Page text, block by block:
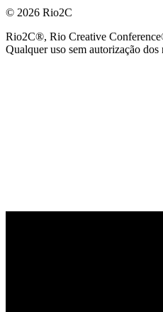
© 2026 Rio2C
Rio2C®, Rio Creative
Qualquer uso sem autorização